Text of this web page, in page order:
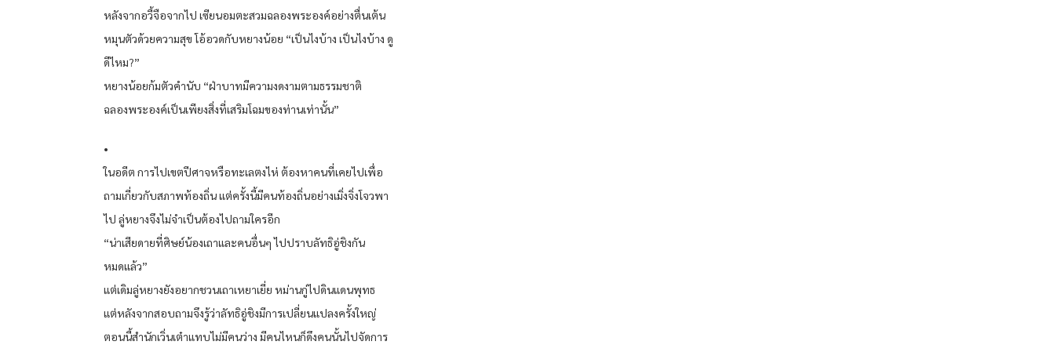
หลังจากอวี้จือจากไป เซียนอมตะสวมฉลองพระองค์อย่างตื่นเต้น
หมุนตัวด้วยความสุข โอ้อวดกับหยางน้อย “เป็นไงบ้าง เป็นไงบ้าง ดู
ดีไหม?”
หยางน้อยก้มตัวคำนับ “ฝ่าบาทมีความงดงามตามธรรมชาติ
ฉลองพระองค์เป็นเพียงสิ่งที่เสริมโฉมของท่านเท่านั้น”
•
ในอดีต การไปเขตปีศาจหรือทะเลตงไห่ ต้องหาคนที่เคยไปเพื่อ
ถามเกี่ยวกับสภาพท้องถิ่น แต่ครั้งนี้มีคนท้องถิ่นอย่างเมิ่งจิ่งโจวพา
ไป ลู่หยางจึงไม่จำเป็นต้องไปถามใครอีก
“น่าเสียดายที่ศิษย์น้องเถาและคนอื่นๆ ไปปราบลัทธิอู่ชิงกัน
หมดแล้ว”
แต่เดิมลู่หยางยังอยากชวนเถาเหยาเยี่ย หม่านกู่ไปดินแดนพุทธ
แต่หลังจากสอบถามจึงรู้ว่าลัทธิอู่ชิงมีการเปลี่ยนแปลงครั้งใหญ่
ตอนนี้สำนักเวิ่นเต๋าแทบไม่มีคนว่าง มีคนไหนก็ดึงคนนั้นไปจัดการ